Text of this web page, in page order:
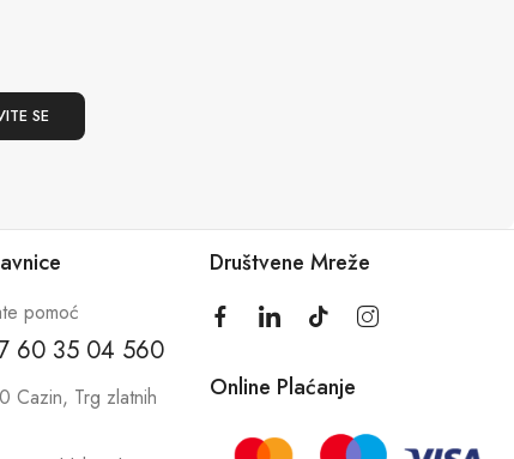
pomoć
60 35 04 560
Cazin, Trg zlatnih
Društvene Mreže
Online Plaćanje